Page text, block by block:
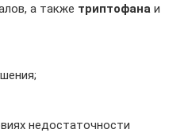
а также триптофана и
недостаточности